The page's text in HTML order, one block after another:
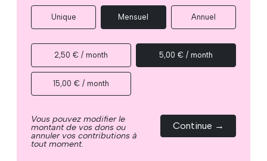
Unique Mensuel Annuel
2,50 € / month 5,00 € / month
15,00 € / month
Vous pouvez modifier le
montant de vos dons ou
annuler vos contributions à
tout moment.
Continue →